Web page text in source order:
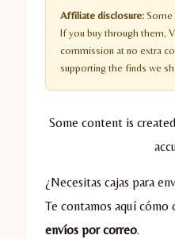
Affiliate disclosure: Some
If you buy through them,
commission at no extra
supporting the finds we
Some content is
¿Necesitas cajas para
Te contamos aquí cómo
envíos por correo.